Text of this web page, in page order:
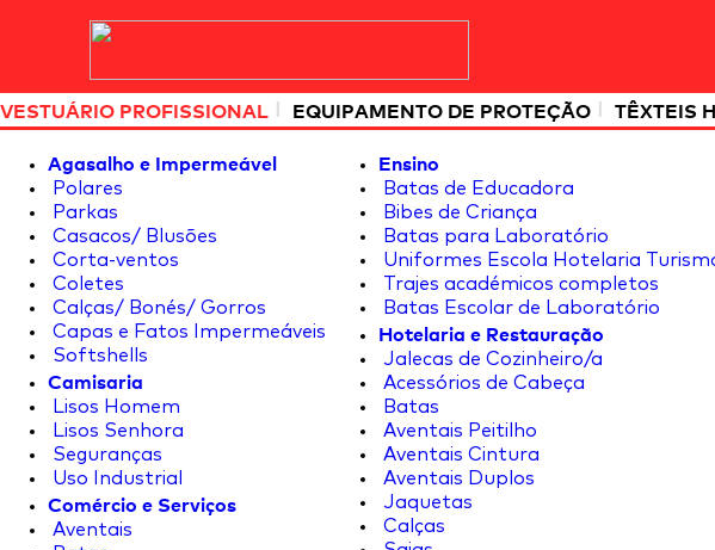
VESTUÁRIO PROFISSIONAL | EQUIPAMENTO DE PROTEÇÃO | TÊXTEIS
Agasalho e Impermeável
Polares
Parkas
Casacos/ Blusões
Corta-ventos
Coletes
Calças/ Bonés/ Gorros
Capas e Fatos Impermeáveis
Softshells
Camisaria
Lisos Homem
Lisos Senhora
Seguranças
Uso Industrial
Comércio e Serviços
Aventais
Ensino
Batas de Educadora
Bibes de Criança
Batas para Laboratório
Uniformes Escola Hotelaria
Trajes académicos completos
Batas Escolar de Laboratório
Hotelaria e Restauração
Jalecas de Cozinheiro/a
Acessórios de Cabeça
Batas
Aventais Peitilho
Aventais Cintura
Aventais Duplos
Jaquetas
Calças